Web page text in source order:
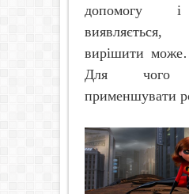
допомогу
вирішити
Для
применшувати